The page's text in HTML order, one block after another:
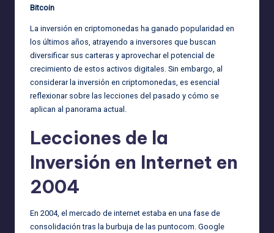
Bitcoin
La inversión en criptomonedas ha ganado popularidad en
los últimos años, atrayendo a inversores que buscan
diversificar sus carteras y aprovechar el potencial de
crecimiento de estos activos digitales. Sin embargo, al
considerar la inversión en criptomonedas, es esencial
reflexionar sobre las lecciones del pasado y cómo se
aplican al panorama actual.
Lecciones de la
Inversión en Internet en
2004
En 2004, el mercado de internet estaba en una fase de
consolidación tras la burbuja de las puntocom. Google